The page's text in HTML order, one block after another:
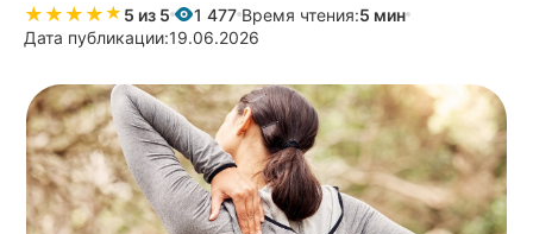
★ ★ ★ ★★
★ 5 из 5 1 477 Время чтения:5 мин
Дата публикации:19.06.2026